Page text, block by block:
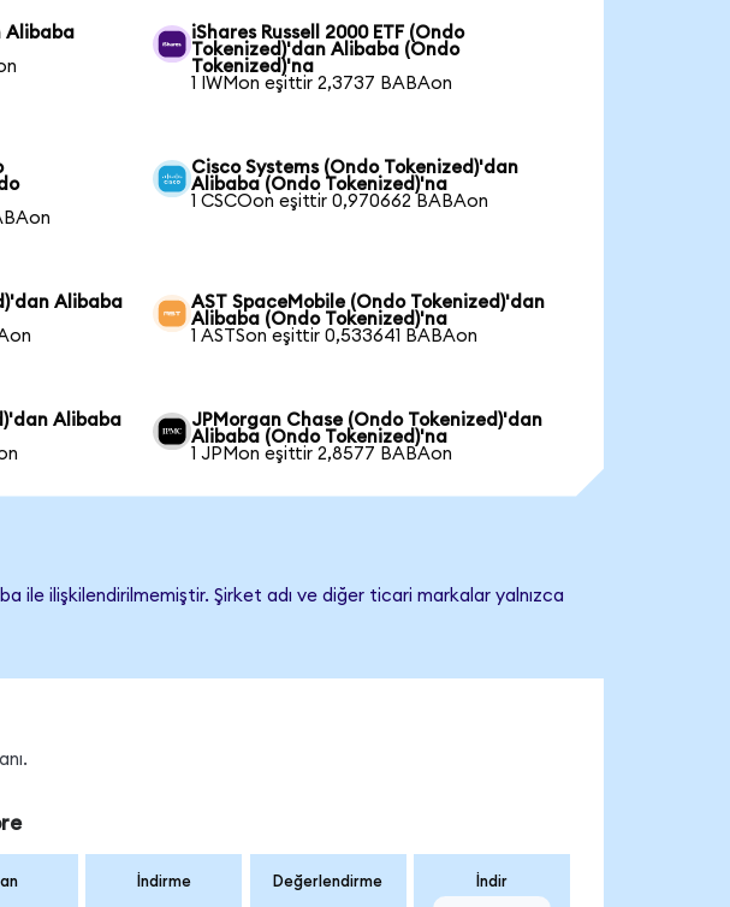
Alibaba
iShares Russell 2000 ETF (Ondo
Tokenized)'dan Alibaba (Ondo
Tokenized)'na
1 IWMon eşittir 2,3737 BABAon
Cisco Systems (Ondo Tokenized)'dan
Alibaba (Ondo Tokenized)'na
1 CSCOon eşittir 0,970662 BABAon
Alibaba
AST SpaceMobile (Ondo Tokenized)'dan
Alibaba (Ondo Tokenized)'na
1 ASTSon eşittir 0,533641 BABAon
Alibaba
JPMorgan Chase (Ondo Tokenized)'dan
Alibaba (Ondo Tokenized)'na
1 JPMon eşittir 2,8577 BABAon
ile ilişkilendirilmemiştir. Şirket adı ve diğer ticari markalar yalnızca
İndirme Değerlendirme İndir